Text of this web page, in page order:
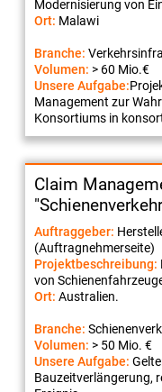
Modernisierung von
Ort: Malawi
Branche:
Volumen: > 60 Mio.€
Unsere Aufgabe:
Management zur
Konsortiums in
Claim
Auftraggeber:
(Auftragnehmerseite)
Projektbeschreibung:
von
Ort: Australien.
Branche:
Volumen: > 50 Mio. €
Unsere Aufgabe:
Bauzeitverlängerung,